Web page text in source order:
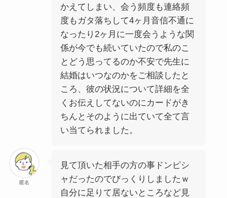
かえてしまい、会う頻度も連絡頻
度もガタ落ちして4ヶ月音信不通に
なったり2ヶ月に一度会うような関
係が今でも続いていたので私のこ
とどう思ってるのか不安で先生に
結婚はいつなのかをご相談したと
ころ、彼の状況について詳細を全
くお伝えしてないのにカードがき
ちんとそのように出ていて全て言
い当てられました。
匿名
見て頂いた相手の方の事ドンピシ
ャだったのでびっくりしましたｗ
自分に足りて居ないところなど見